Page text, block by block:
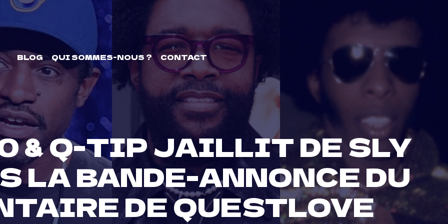
BLOG QUI SOMMES-NOUS ? CONTACT
& Q-TIP JAILLIT DE SLY
LA BANDE-ANNONCE DU
DE QUESTLOVE